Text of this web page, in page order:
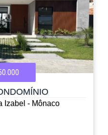
Izabel - Mônaco